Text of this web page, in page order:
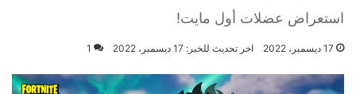
استعراض عضلات أول مايت!
17 ديسمبر، 2022 اخر تحديث للخبر: 17 ديسمبر، 2022 1